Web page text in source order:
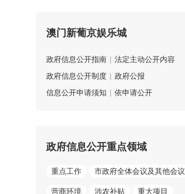
澳门新葡京娱乐城
政府信息公开指南 | 法定主动公开内容
政府信息公开制度 | 政府公报
信息公开申请须知 | 依申请公开
政府信息公开重点领域
重点工作 市政府全体会议及其他会议
营商环境 涉农补贴 重大项目